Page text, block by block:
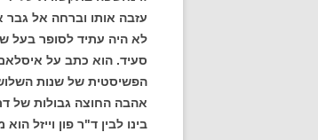
עזבה אותו וברחה אל גבר
לא היה עתיד לסופר בעל
סעיד. הוא כתב על
הפשיסטית של שנות
אהבה החוצה גבולות של
בינו לבין ד"ר פון וייזל